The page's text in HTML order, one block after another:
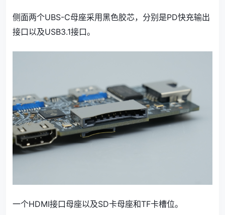
侧面两个UBS-C母座采用黑色胶芯，分别是PD快充输出
接口以及USB3.1接口。
一个HDMI接口母座以及SD卡母座和TF卡槽位。